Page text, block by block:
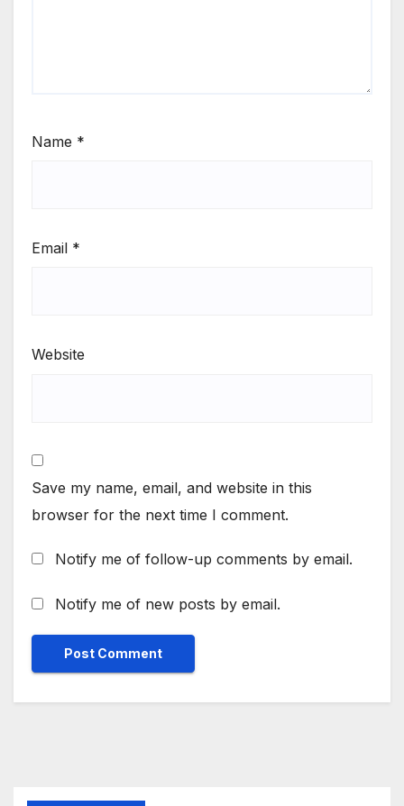
Name *
Email *
Website
Save my name, email, and website in this
browser for the next time I comment.
Notify me of follow-up comments by email.
Notify me of new posts by email.